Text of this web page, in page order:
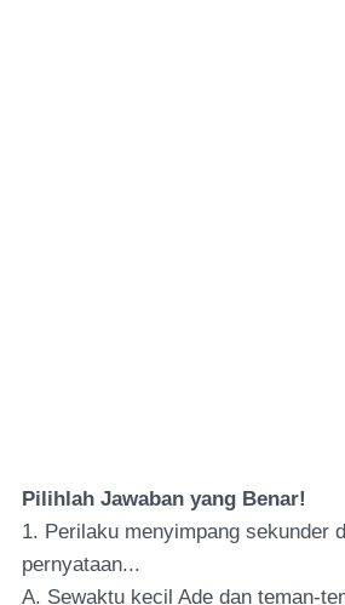
Pilihlah Jawaban yang Benar!
1. Perilaku menyimpang sekunder
pernyataan...
A. Sewaktu kecil Ade dan teman-